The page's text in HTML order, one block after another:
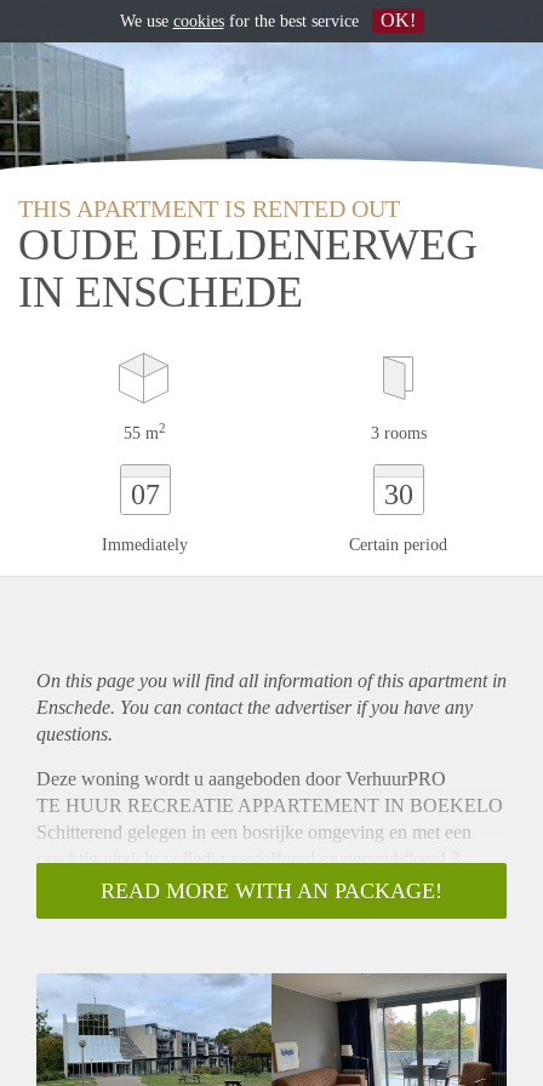
THIS APARTMENT IS RENTED OUT
OUDE DELDENERWEG
IN ENSCHEDE
55 m2 3 rooms
07
Immediately
30
Certain period
On this page you will find all information of this apartmentin
Enschede. You can contact the advertiser if you have any
questions.
Deze woning wordt u aangeboden door VerhuurPRO
TE HUUR RECREATIE APPARTEMENT IN BOEKELO
Schitterend gelegen in een bosrijke omgeving en met een
prachtig uitzicht volledig gestoffeerd en gemeubileerd 3-
kamerappartement op de 3e verdieping.
INDELING:
ingerichte open keuken met kookplaat, afzuigkap, combi-
magnetron, koelkast, vriezer en vaatwasser, 2 slaapkamers en
2 badkamers, waarvan één met ligbad, douche, wastafel en
toilet, de ander met douche, wastafel en toilet.
READ MORE WITH AN PACKAGE!
We use cookiesfor the best service OK!